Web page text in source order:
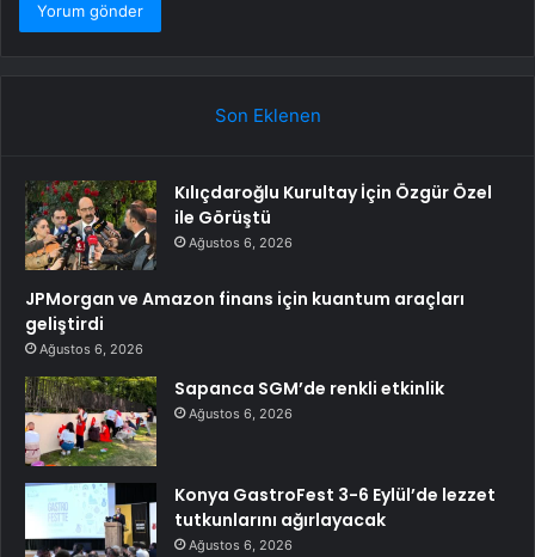
Son Eklenen
Kılıçdaroğlu Kurultay İçin Özgür Özel
ile Görüştü
Ağustos 6, 2026
JPMorgan ve Amazon finans için kuantum araçları
geliştirdi
Ağustos 6, 2026
Sapanca SGM’de renkli etkinlik
Ağustos 6, 2026
Konya GastroFest 3-6 Eylül’de lezzet
tutkunlarını ağırlayacak
Ağustos 6, 2026